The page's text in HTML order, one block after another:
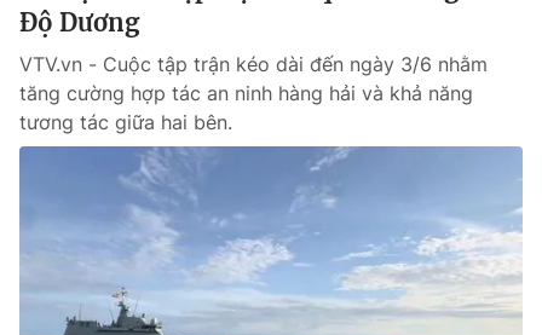
Độ Dương
VTV.vn - Cuộc tập trận kéo dài đến ngày 3/6 nhằm
tăng cường hợp tác an ninh hàng hải và khả năng
tương tác giữa hai bên.